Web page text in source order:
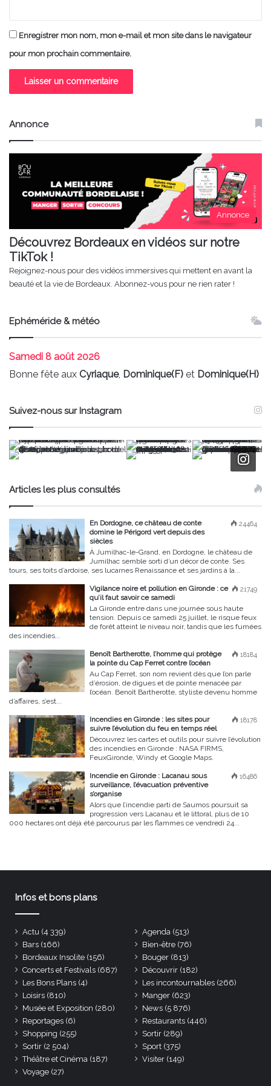
Enregistrer mon nom, mon e-mail et mon site dans le navigateur
pour mon prochain commentaire.
Annonce
Annonce
Découvrez Bordeaux en vidéos sur notre
TikTok !
Rejoignez-nous pour des vidéos immersives qui mettent en avant la
beauté et la vie de Bordeaux. Abonnez-vous pour ne rien rater !
Ephéméride & météo
Samedi 8 août 2026
Bonne fête aux Cyriaque, Dominique(F) et Dominique(H)
Suivez-nous sur Instagram
Articles les plus consultés
24464
En Dordogne, ce château de conte
domine le Périgord vert depuis des
siècles
À Jumilhac-le-Grand, en Dordogne, le château de
Jumilhac semble sorti d’un décor de conte. Ses
tours, ses toits d’ardoise, ses lucarnes Renaissance et ses jardins à la...
21749
Vigilance noire et pollution en Gironde : ce
qu’il faut savoir ce samedi
La Gironde entre dans une journée sous haute
tension. Depuis ce samedi 25 juillet, le risque feux
de forêt atteint le niveau noir, tandis que les fumées
des incendies...
18184
Benoît Bartherotte, l’homme qui protège
la pointe du Cap Ferret contre l’océan
Au Cap Ferret, son nom revient dès que l’on parle
d’érosion, de digues et de pointe menacée par
l’océan. Benoît Bartherotte, styliste devenu homme
d’affaires, s’est...
18178
Incendies en Gironde : les sites pour
suivre l’évolution du feu en temps réel
Découvrez les cartes et outils pour suivre l’évolution
des incendies en Gironde : NASA FIRMS,
FeuxGironde, Windy et Google Maps.
16486
Incendie en Gironde : Lacanau sous
surveillance, l’évacuation préventive
s’organise
Alors que l’incendie parti de Saumos poursuit sa
progression vers Lacanau et le littoral, plus de 10
000 hectares ont déjà été parcourus par les flammes ce vendredi 24...
Infos et bons plans
Actu (4 339) Agenda (513)
Bars (166) Bien-être (76)
Bordeaux Insolite (156) Bouger (813)
Concerts et Festivals (687) Découvrir (182)
Les Bons Plans (4) Les incontournables (266)
Loisirs (810) Manger (623)
Musée et Exposition (280) News (5 876)
Reportages (6) Restaurants (446)
Shopping (255) Sortir (289)
Sortir (2 504) Sport (375)
Théâtre et Cinéma (187) Visiter (149)
Voyage (27)